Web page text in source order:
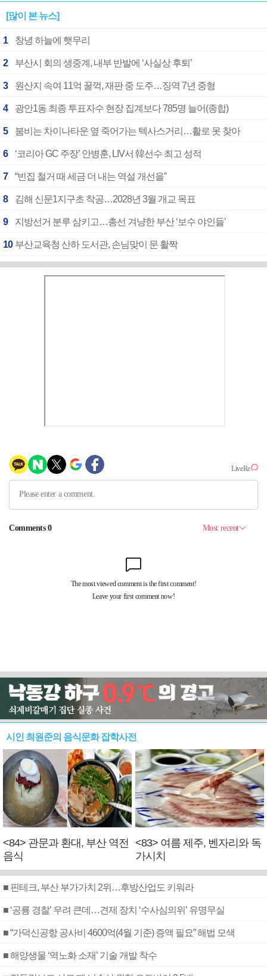
[많이 본 뉴스]
1 창녕 하늘에 햇무리
2 부산시 회의 생중계, 내부 반발에 ‘사실상 후퇴’
3 원산지 속여 11억 꿀꺽, 재판 중 도주…징역 7년 중형
4 광안1동 최종 투표자수 현장 집계보다 785명 늘어(종합)
5 붐비는 차이나타운 옆 죽어가는 텍사스거리…활로 못 찾아
6 ‘코리아 GC 주장’ 안병훈, LIV서 韓선수 최고 성적
7 “빈집 철거 때 세금 더 내는 역설 개선을”
8 김해 신문1지구초 착공…2028년 3월 개교 목표
9 지방선거 분루 삼키고…총선 겨냥한 부산 ‘보수 야인들’
10 부산교육청 산하 도서관, 손님맞이 문 활짝
시인 최원준의 음식문화 잡학사전
<84> 관문과 환대, 부산 역전
음식
<83> 여름 제주, 벤자리와 독
가시치
■ 핀테크, 부산 부가가치 2위…후방산업도 키워라
■ ‘공룡 경찰’ 우려 큰데…견제 장치 ‘수사심의위’ 유명무실
■ “가덕신공항 공사비 4600억(4월 기준) 증액 필요” 해법 모색
■ 해양생물 ‘역노화 소재’ 기술 개발 착수